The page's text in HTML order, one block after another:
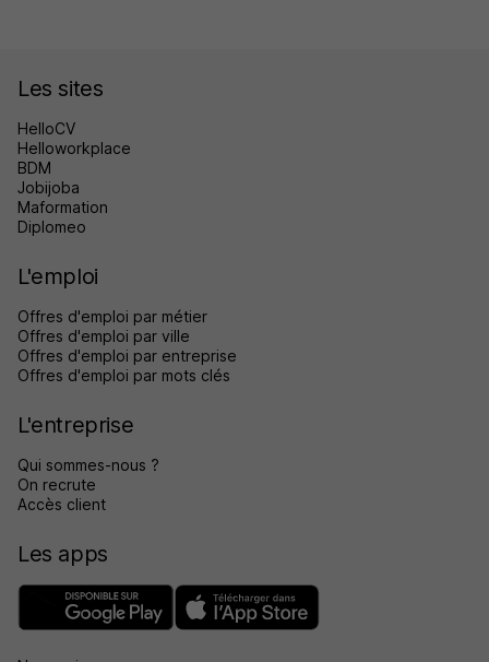
Les sites
HelloCV
Helloworkplace
BDM
Jobijoba
Maformation
Diplomeo
L'emploi
Offres d'emploi par métier
Offres d'emploi par ville
Offres d'emploi par entreprise
Offres d'emploi par mots clés
L'entreprise
Qui sommes-nous ?
On recrute
Accès client
Les apps